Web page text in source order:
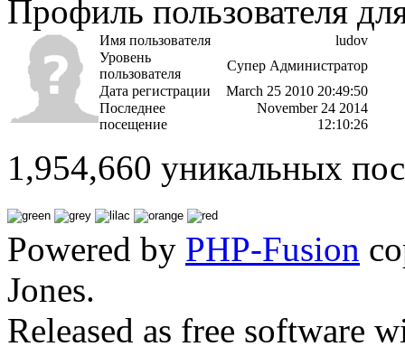
Профиль пользователя
Имя пользователя
ludov
Уровень
пользователя
Супер Администратор
Дата регистрации
March 25 2010 20:49:50
Последнее
посещение
November 24 2014
12:10:26
1,954,660 уникальных
Powered by PHP-Fusion
Jones.
Released as free software